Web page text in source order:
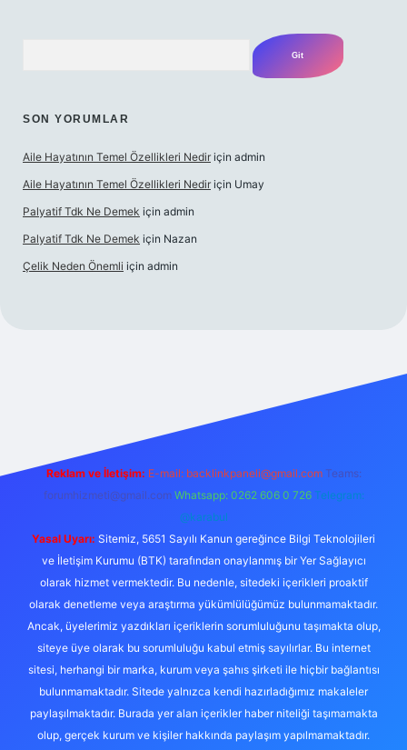
SON YORUMLAR
Aile Hayatının Temel Özellikleri Nedir için admin
Aile Hayatının Temel Özellikleri Nedir için Umay
Palyatif Tdk Ne Demek için admin
Palyatif Tdk Ne Demek için Nazan
Çelik Neden Önemli için admin
Reklam ve İletişim: E-mail: backlinkpaneli@gmail.com Teams:
forumhizmeti@gmail.com Whatsapp: 0262 606 0 726 Telegram:
@karabul
Yasal Uyarı: Sitemiz, 5651 Sayılı Kanun gereğince Bilgi Teknolojileri
ve İletişim Kurumu (BTK) tarafından onaylanmış bir Yer Sağlayıcı
olarak hizmet vermektedir. Bu nedenle, sitedeki içerikleri proaktif
olarak denetleme veya araştırma yükümlülüğümüz bulunmamaktadır.
Ancak, üyelerimiz yazdıkları içeriklerin sorumluluğunu taşımakta olup,
siteye üye olarak bu sorumluluğu kabul etmiş sayılırlar. Bu internet
sitesi, herhangi bir marka, kurum veya şahıs şirketi ile hiçbir bağlantısı
bulunmamaktadır. Sitede yalnızca kendi hazırladığımız makaleler
paylaşılmaktadır. Burada yer alan içerikler haber niteliği taşımamakta
olup, gerçek kurum ve kişiler hakkında paylaşım yapılmamaktadır.